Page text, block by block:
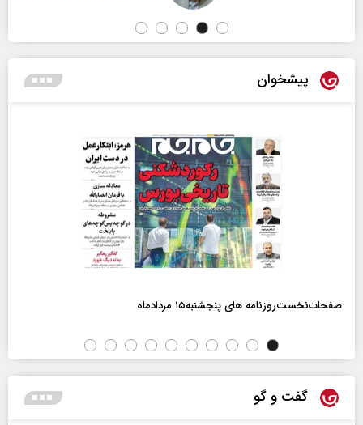
پیشخوان
صفحات‌نخست‌روزنامه ها‌ی پنجشنبه‌۱۵ مردادماه
گفت و گو